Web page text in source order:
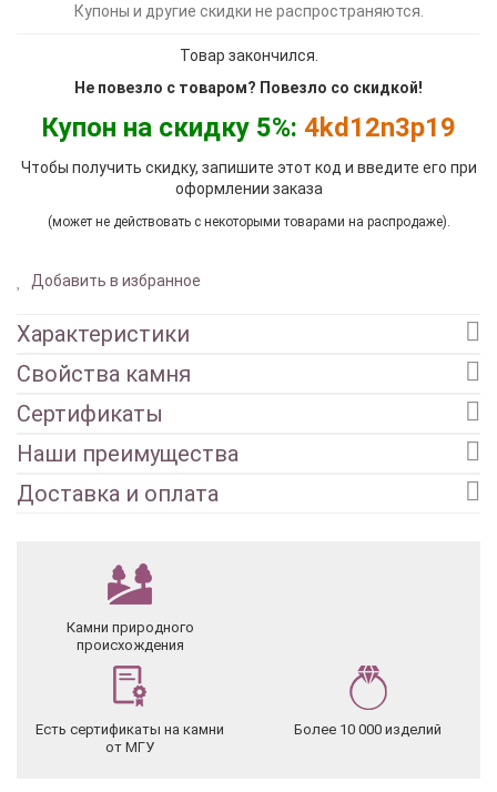
Купоны и другие скидки не распространяются.
Товар закончился.
Не повезло с товаром? Повезло со скидкой!
Купон на скидку 5%: 4kd12n3p19
Чтобы получить скидку, запишите этот код и введите его при
оформлении заказа
(может не действовать с некоторыми товарами на распродаже).
Добавить в избранное
Характеристики
Свойства камня
Сертификаты
Наши преимущества
Доставка и оплата
Камни природного
происхождения
Есть сертификаты на камни
от МГУ
Более 10 000 изделий